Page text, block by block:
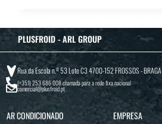
PLUSFROID - ARL GROUP
Rua da Escola n.º 53 Lote C3 4700-152 FROSSOS - BRAGA
(+351) 253 686 008chamada para a rede fixa nacional
comercial@plusfroid.pt
AR CONDICIONADO EMPRESA